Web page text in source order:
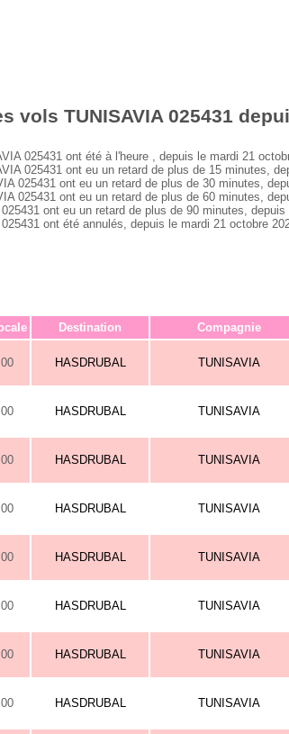
vols TUNISAVIA 025431
025431 ont été à l'heure , depuis le mardi 21
025431 ont eu un retard de plus de 15 minutes,
025431 ont eu un retard de plus de 30 minutes,
025431 ont eu un retard de plus de 60 minutes,
ont eu un retard de plus de 90 minutes,
ont été annulés, depuis le mardi 21 octobre
Destination Compagnie
HASDRUBAL TUNISAVIA
HASDRUBAL TUNISAVIA
HASDRUBAL TUNISAVIA
HASDRUBAL TUNISAVIA
HASDRUBAL TUNISAVIA
HASDRUBAL TUNISAVIA
HASDRUBAL TUNISAVIA
HASDRUBAL TUNISAVIA